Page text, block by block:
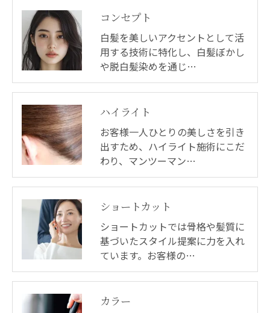
コンセプト
白髪を美しいアクセントとして活
用する技術に特化し、白髪ぼかし
や脱白髪染めを通じ…
ハイライト
お客様一人ひとりの美しさを引き
出すため、ハイライト施術にこだ
わり、マンツーマン…
ショートカット
ショートカットでは骨格や髪質に
基づいたスタイル提案に力を入れ
ています。お客様の…
カラー